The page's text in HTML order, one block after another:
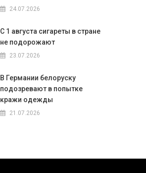
24.07.2026
С 1 августа сигареты в стране
не подорожают
23.07.2026
В Германии белоруску
подозревают в попытке
кражи одежды
21.07.2026